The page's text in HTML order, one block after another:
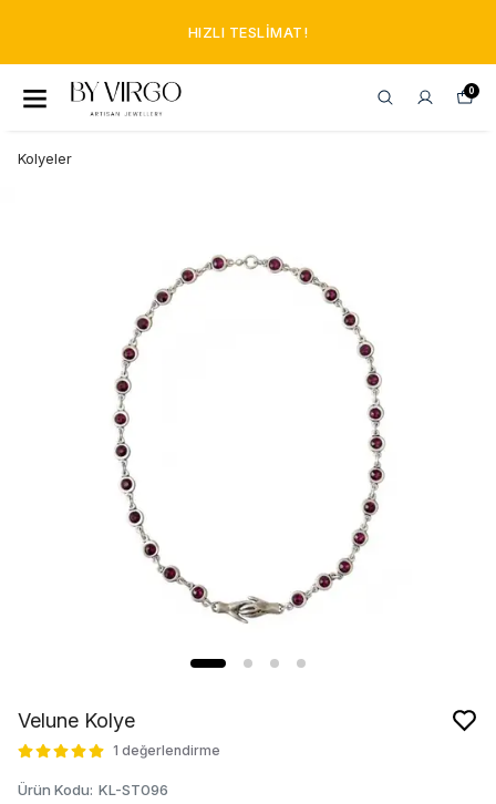
HIZLI TESLIMAT!
0
Kolyeler
Velune Kolye
1 değerlendirme
Ürün Kodu: KL-ST096